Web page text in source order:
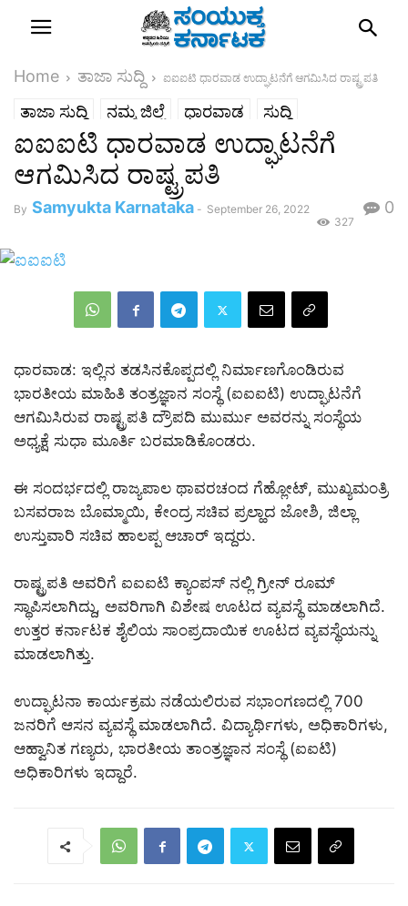
Home ತಾಜಾ ಸುದ್ದಿ ಐಐಐಟಿ ಧಾರವಾಡ ಉದ್ಘಾಟನೆಗೆ ಆಗಮಿಸಿದ ರಾಷ್ಟ್ರಪತಿ
ತಾಜಾ ಸುದ್ದಿ ನಮ್ಮ ಜಿಲ್ಲೆ ಧಾರವಾಡ ಸುದ್ದಿ
ಐಐಐಟಿ ಧಾರವಾಡ ಉದ್ಘಾಟನೆಗೆ
ಆಗಮಿಸಿದ ರಾಷ್ಟ್ರಪತಿ
By Samyukta Karnataka - September 26, 2022 0
327
ಧಾರವಾಡ: ಇಲ್ಲಿನ ತಡಸಿನಕೊಪ್ಪದಲ್ಲಿ ನಿರ್ಮಾಣಗೊಂಡಿರುವ
ಭಾರತೀಯ ಮಾಹಿತಿ ತಂತ್ರಜ್ಞಾನ ಸಂಸ್ಥೆ (ಐಐಐಟಿ) ಉದ್ಘಾಟನೆಗೆ
ಆಗಮಿಸಿರುವ ರಾಷ್ಟ್ರಪತಿ ದ್ರೌಪದಿ ಮುರ್ಮು ಅವರನ್ನು ಸಂಸ್ಥೆಯ
ಅಧ್ಯಕ್ಷೆ ಸುಧಾ ಮೂರ್ತಿ ಬರಮಾಡಿಕೊಂಡರು.
ಈ ಸಂದರ್ಭದಲ್ಲಿ ರಾಜ್ಯಪಾಲ ಥಾವರಚಂದ ಗೆಹ್ಲೋಟ್, ಮುಖ್ಯಮಂತ್ರಿ
ಬಸವರಾಜ ಬೊಮ್ಮಾಯಿ, ಕೇಂದ್ರ ಸಚಿವ ಪ್ರಲ್ಹಾದ ಜೋಶಿ, ಜಿಲ್ಲಾ
ಉಸ್ತುವಾರಿ ಸಚಿವ ಹಾಲಪ್ಪ ಆಚಾರ್ ಇದ್ದರು.
ರಾಷ್ಟ್ರಪತಿ ಅವರಿಗೆ ಐಐಐಟಿ ಕ್ಯಾಂಪಸ್ ನಲ್ಲಿ ಗ್ರೀನ್ ರೂಮ್
ಸ್ಥಾಪಿಸಲಾಗಿದ್ದು, ಅವರಿಗಾಗಿ ವಿಶೇಷ ಊಟದ ವ್ಯವಸ್ಥೆ ಮಾಡಲಾಗಿದೆ.
ಉತ್ತರ ಕರ್ನಾಟಕ ಶೈಲಿಯ ಸಾಂಪ್ರದಾಯಿಕ ಊಟದ ವ್ಯವಸ್ಥೆಯನ್ನು
ಮಾಡಲಾಗಿತ್ತು.
ಉದ್ಘಾಟನಾ ಕಾರ್ಯಕ್ರಮ ನಡೆಯಲಿರುವ ಸಭಾಂಗಣದಲ್ಲಿ 700
ಜನರಿಗೆ ಆಸನ ವ್ಯವಸ್ಥೆ ಮಾಡಲಾಗಿದೆ. ವಿದ್ಯಾರ್ಥಿಗಳು, ಅಧಿಕಾರಿಗಳು,
ಆಹ್ವಾನಿತ ಗಣ್ಯರು, ಭಾರತೀಯ ತಾಂತ್ರಜ್ಞಾನ ಸಂಸ್ಥೆ (ಐಐಟಿ)
ಅಧಿಕಾರಿಗಳು ಇದ್ದಾರೆ.